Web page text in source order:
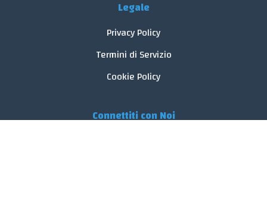
Legale
Privacy Policy
Termini di Servizio
Cookie Policy
Connettiti con Noi